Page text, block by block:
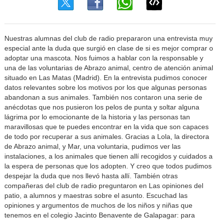
Nuestras alumnas del club de radio prepararon una entrevista muy
especial ante la duda que surgió en clase de si es mejor comprar o
adoptar una mascota. Nos fuimos a hablar con la responsable y
una de las voluntarias de Abrazo animal, centro de atención animal
situado en Las Matas (Madrid). En la entrevista pudimos conocer
datos relevantes sobre los motivos por los que algunas personas
abandonan a sus animales. También nos contaron una serie de
anécdotas que nos pusieron los pelos de punta y soltar alguna
lágrima por lo emocionante de la historia y las personas tan
maravillosas que te puedes encontrar en la vida que son capaces
de todo por recuperar a sus animales. Gracias a Lola, la directora
de Abrazo animal, y Mar, una voluntaria, pudimos ver las
instalaciones, a los animales que tienen allí recogidos y cuidados a
la espera de personas que los adopten. Y creo que todos pudimos
despejar la duda que nos llevó hasta allí. También otras
compañeras del club de radio preguntaron en Las opiniones del
patio, a alumnos y maestras sobre el asunto. Escuchad las
opiniones y argumentos de muchos de los niños y niñas que
tenemos en el colegio Jacinto Benavente de Galapagar: para